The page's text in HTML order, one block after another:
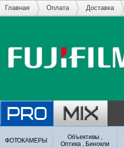
Главная Оплата Доставка
ФОТОКАМЕРЫ
Объективы ,
Оптика , Бинокли